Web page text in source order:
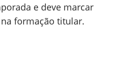
e deve marcar
formação titular.